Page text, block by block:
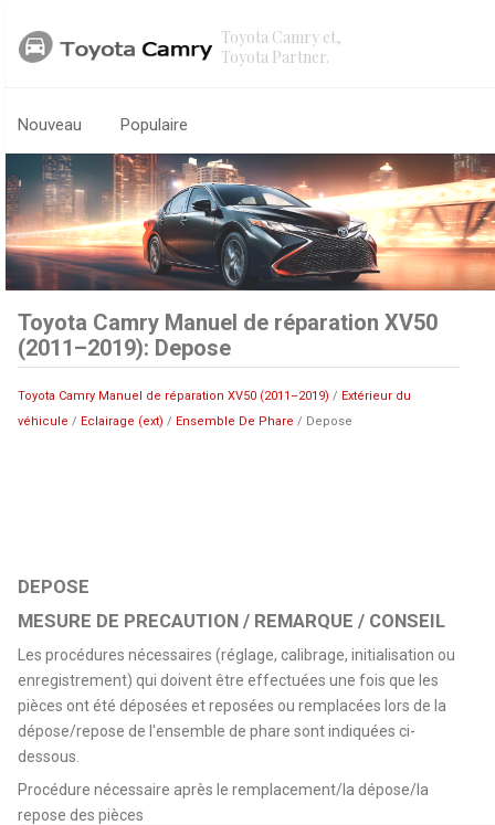
Toyota Camry et,
Toyota Partner.
Nouveau Populaire
Toyota Camry Manuel de réparation XV50
(2011–2019): Depose
Toyota Camry Manuel de réparation XV50 (2011–2019) / Extérieur du
véhicule / Eclairage (ext) / Ensemble De Phare / Depose
DEPOSE
MESURE DE PRECAUTION / REMARQUE / CONSEIL
Les procédures nécessaires (réglage, calibrage, initialisation ou
enregistrement) qui doivent être effectuées une fois que les
pièces ont été déposées et reposées ou remplacées lors de la
dépose/repose de l'ensemble de phare sont indiquées ci-
dessous.
Procédure nécessaire après le remplacement/la dépose/la
repose des pièces